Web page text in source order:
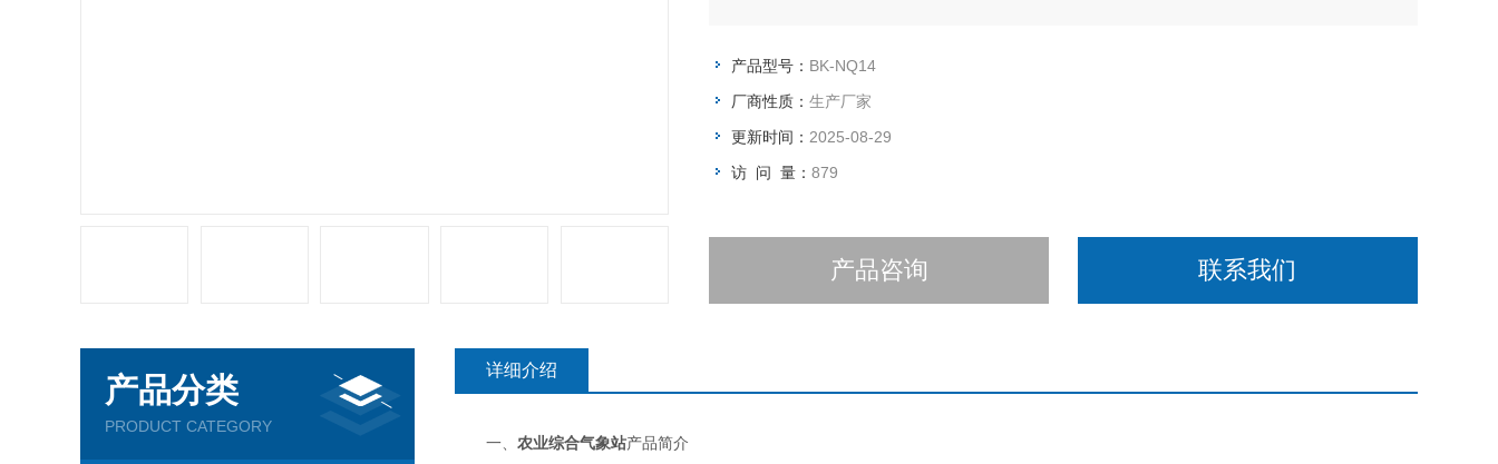
产品型号： BK-NQ14
厂商性质： 生产厂家
更新时间： 2025-08-29
访 问 量： 879
产品咨询 联系我们
产品分类
PRODUCT CATEGORY
详细介绍
一、 农业综合气象站产品简介